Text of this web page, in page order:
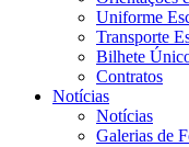
Uniforme
Transporte
Bilhete
Contratos
Notícias
Notícias
Galerias de